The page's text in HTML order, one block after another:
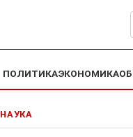
ПОЛИТИКАЭКОНОМИКА
НАУКА